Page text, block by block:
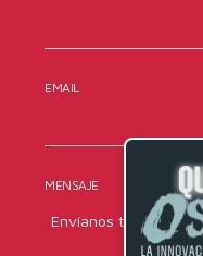
EMAIL
MENSAJE